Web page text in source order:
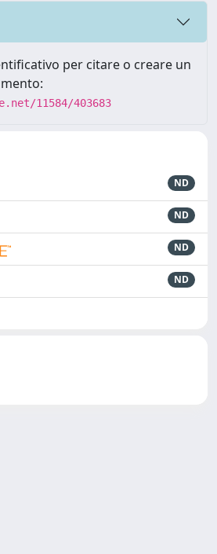
per citare o creare un
11584/403683
ND
ND
ND
ND